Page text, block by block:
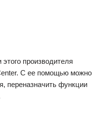
производителя
С ее помощью можно
переназначить функции